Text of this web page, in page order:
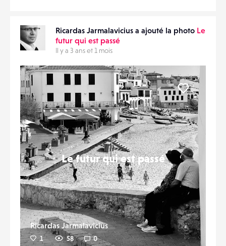
Ricardas Jarmalavicius a ajouté la photo Le
futur qui est passé
Il y a 3 ans et 1 mois
Le futur qui est passé
Ricardas Jarmalavicius
1 58 0